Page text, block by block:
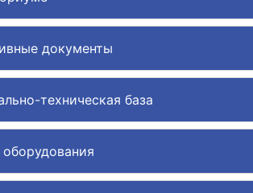
документы
техническая база
оборудования